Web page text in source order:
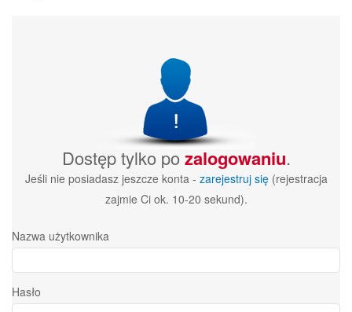
Dostęp tylko pozalogowaniu.
Jeśli nie posiadasz jeszcze konta - zarejestruj się(rejestracja
zajmie Ci ok. 10-20 sekund).
Nazwa użytkownika
Hasło